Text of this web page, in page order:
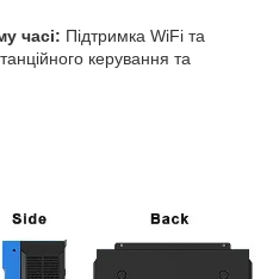
часі: Підтримка WiFi та
керування та